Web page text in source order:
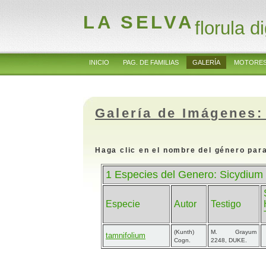
LA SELVAflorula
INICIO PAG. DE FAMILIAS GALERÍA
Galería de
Haga clic en el nombre del género
1 Especies del Genero:
Especie Autor Testigo
tamnifolium
(Kunth)
Cogn.
M. Grayum
2248, DUKE.